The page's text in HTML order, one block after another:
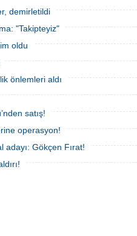
çaldı. Olay, güvenlik kameralarına
yansıdı, tekne sahiplerinin ihbarıyla
jandarma inceleme başlattı.
demirletildi
"Takipteyiz"
oldu
önlemleri aldı
satış!
operasyon!
adayı: Gökçen Fırat!